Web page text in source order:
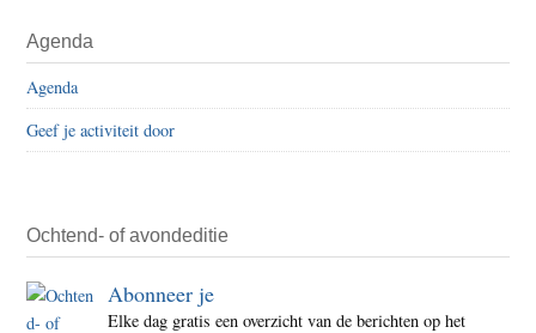
82
Sidebar
Agenda
Agenda
Geef je activiteit door
Ochtend- of avondeditie
Abonneer je
Elke dag gratis een overzicht van de berichten op het